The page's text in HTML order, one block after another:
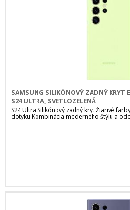
SAMSUNG SILIKÓNOVÝ ZADNÝ KRYT
S24 ULTRA, SVETLOZELENÁ
S24 Ultra Silikónový zadný kryt Žiarivé
dotyku Kombinácia moderného štýlu a